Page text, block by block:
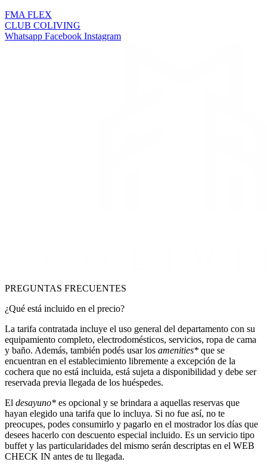
FMA FLEX
CLUB COLIVING
Whatsapp Facebook Instagram
PREGUNTAS FRECUENTES
¿Qué está incluido en el precio?
La tarifa contratada incluye el uso general del departamento con su
equipamiento completo, electrodomésticos, servicios, ropa de cama
y baño. Además, también podés usar los amenities* que se
encuentran en el establecimiento libremente a excepción de la
cochera que no está incluida, está sujeta a disponibilidad y debe ser
reservada previa llegada de los huéspedes.
El desayuno* es opcional y se brindara a aquellas reservas que
hayan elegido una tarifa que lo incluya. Si no fue así, no te
preocupes, podes consumirlo y pagarlo en el mostrador los días que
desees hacerlo con descuento especial incluido. Es un servicio tipo
buffet y las particularidades del mismo serán descriptas en el WEB
CHECK IN antes de tu llegada.